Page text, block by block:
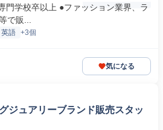
門学校卒以上 ●ファッション業界、ラ
で販...
英語 +3個
気になる
ジュアリーブランド販売スタッ